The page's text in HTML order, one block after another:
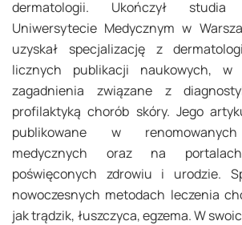
dermatologii. Ukończył
Uniwersytecie Medycznym w
uzyskał specjalizację z
licznych publikacji naukowych, w
zagadnienia związane z
profilaktyką chorób skóry. Jego
publikowane w
medycznych oraz na
poświęconych zdrowiu i urodzie.
nowoczesnych metodach leczenia
jak trądzik, łuszczyca, egzema. W